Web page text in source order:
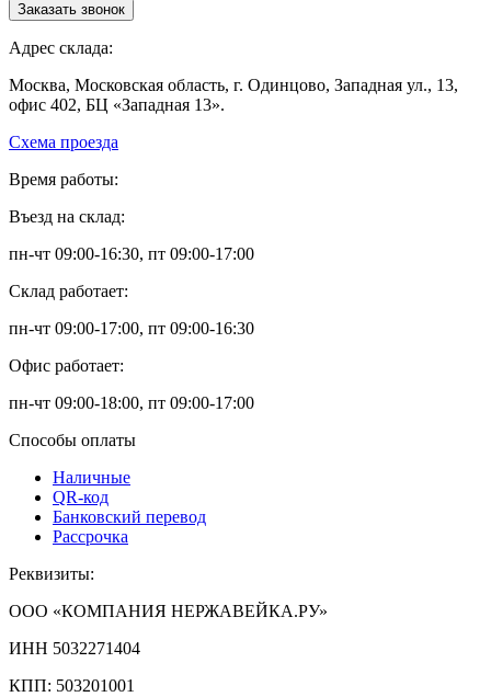
Заказать звонок
Адрес склада:
Москва, Московская область, г. Одинцово, Западная ул., 13,
офис 402, БЦ «Западная 13».
Схема проезда
Время работы:
Въезд на склад:
пн-чт 09:00-16:30, пт 09:00-17:00
Склад работает:
пн-чт 09:00-17:00, пт 09:00-16:30
Офис работает:
пн-чт 09:00-18:00, пт 09:00-17:00
Способы оплаты
Наличные
QR-код
Банковский перевод
Рассрочка
Реквизиты:
ООО «КОМПАНИЯ НЕРЖАВЕЙКА.РУ»
ИНН 5032271404
КПП: 503201001